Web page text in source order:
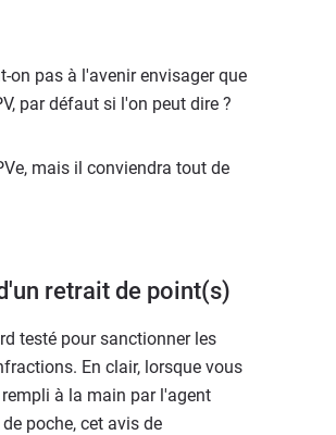
on pas à l'avenir envisager que
par défaut si l'on peut dire ?
mais il conviendra tout de
retrait de point(s)
testé pour sanctionner les
En clair, lorsque vous
à la main par l'agent
poche, cet avis de